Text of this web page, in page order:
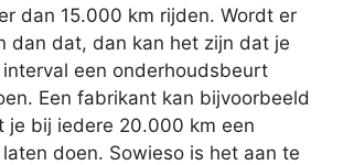
dan 15.000 km rijden. Wordt er
dan dat, dan kan het zijn dat je
een onderhoudsbeurt
Een fabrikant kan bijvoorbeeld
je bij iedere 20.000 km een
doen. Sowieso is het aan te